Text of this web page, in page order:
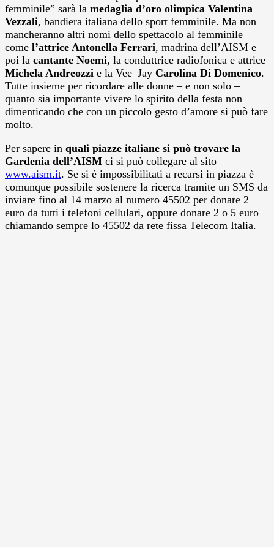
femminile” sarà la medaglia d’oro olimpica Valentina
Vezzali, bandiera italiana dello sport femminile. Ma non
mancheranno altri nomi dello spettacolo al femminile
come l’attrice Antonella Ferrari, madrina dell’AISM e
poi la cantante Noemi, la conduttrice radiofonica e attrice
Michela Andreozzi e la Vee–Jay Carolina Di Domenico.
Tutte insieme per ricordare alle donne – e non solo –
quanto sia importante vivere lo spirito della festa non
dimenticando che con un piccolo gesto d’amore si può fare
molto.
Per sapere in quali piazze italiane si può trovare la
Gardenia dell’AISM ci si può collegare al sito
www.aism.it. Se si è impossibilitati a recarsi in piazza è
comunque possibile sostenere la ricerca tramite un SMS da
inviare fino al 14 marzo al numero 45502 per donare 2
euro da tutti i telefoni cellulari, oppure donare 2 o 5 euro
chiamando sempre lo 45502 da rete fissa Telecom Italia.